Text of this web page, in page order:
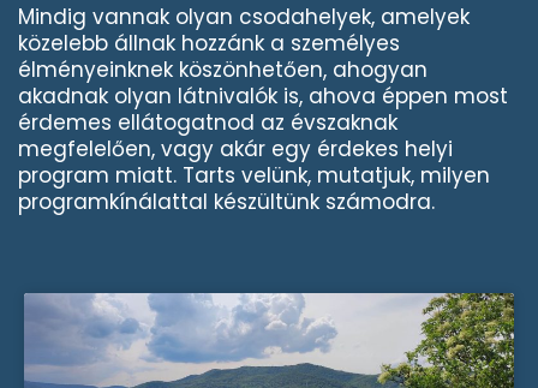
Mindig vannak olyan csodahelyek, amelyek
közelebb állnak hozzánk a személyes
élményeinknek köszönhetően, ahogyan
akadnak olyan látnivalók is, ahova éppen most
érdemes ellátogatnod az évszaknak
megfelelően, vagy akár egy érdekes helyi
program miatt. Tarts velünk, mutatjuk, milyen
programkínálattal készültünk számodra.